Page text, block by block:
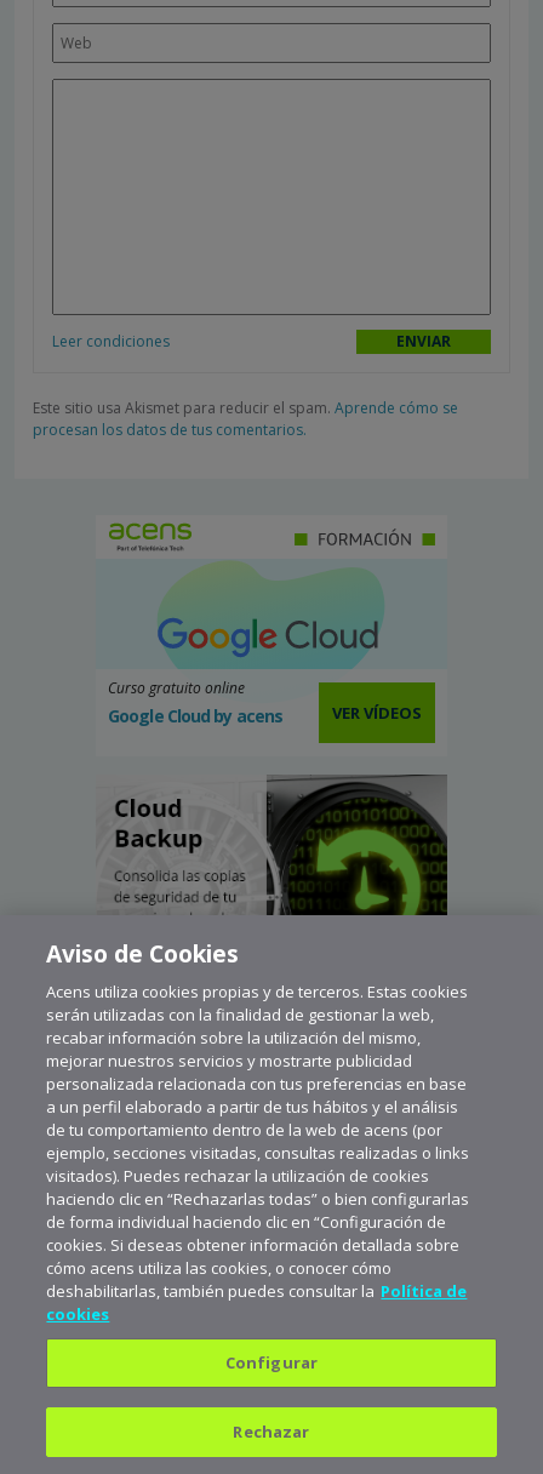
Leer condiciones
Este sitio usa Akismet para reducir el spam. Aprende cómo se
procesan los datos de tus comentarios.
Curso gratuito online
Google Cloud by acens VER VÍDEOS
Política de privacidad
Aviso legal
Aviso de Cookies
Acens utiliza cookies propias y de terceros. Estas cookies
serán utilizadas con la finalidad de gestionar la web,
recabar información sobre la utilización del mismo,
mejorar nuestros servicios y mostrarte publicidad
personalizada relacionada con tus preferencias en base
a un perfil elaborado a partir de tus hábitos y el análisis
de tu comportamiento dentro de la web de acens (por
ejemplo, secciones visitadas, consultas realizadas o links
visitados). Puedes rechazar la utilización de cookies
haciendo clic en “Rechazarlas todas” o bien configurarlas
de forma individual haciendo clic en “Configuración de
cookies. Si deseas obtener información detallada sobre
cómo acens utiliza las cookies, o conocer cómo
deshabilitarlas, también puedes consultar la Política de
cookies
Configurar
Rechazar